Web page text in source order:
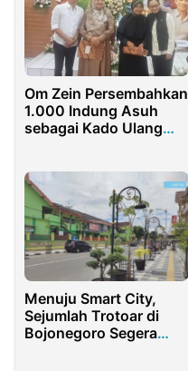
Om Zein Persembahkan
1.000 Indung Asuh
sebagai Kado Ulang
Menuju Smart City,
Sejumlah Trotoar di
Bojonegoro Segera